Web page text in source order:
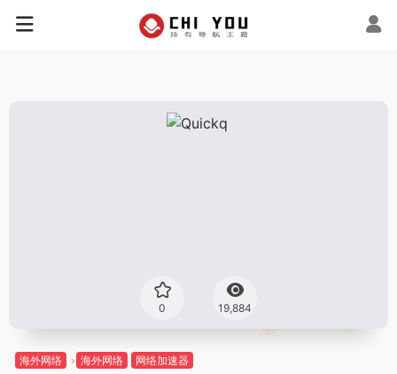
0 19,884
海外网络 海外网络 网络加速器